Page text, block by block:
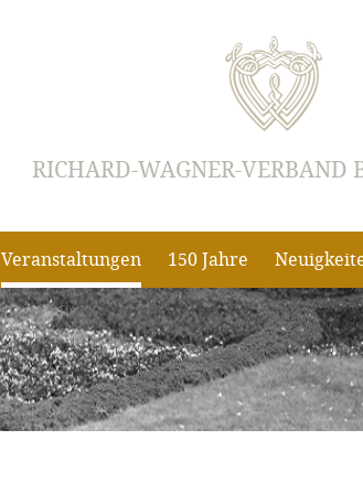
RICHARD-WAGNER-VERBAND
Veranstaltungen 150 Jahre